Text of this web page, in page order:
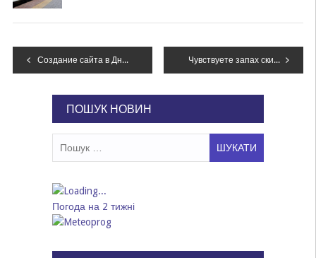
Навігація
Создание сайта в Днепре: популярные виды сайтов Чувствуете запах скидок? Это BLACK FRIDAY 2019 на Mofy.life!
ПОШУК НОВИН
Погода на 2 тижні